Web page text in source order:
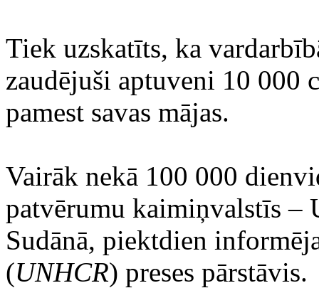
Tiek uzskatīts, ka
zaudējuši aptuveni 10 000
pamest savas mājas.
Vairāk nekā 100 000
patvērumu kaimiņvalstīs –
Sudānā, piektdien
(UNHCR) preses pārstāvis.